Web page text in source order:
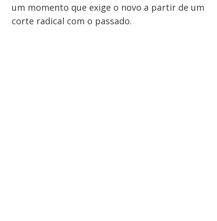
um momento que exige o novo a partir de um
corte radical com o passado.